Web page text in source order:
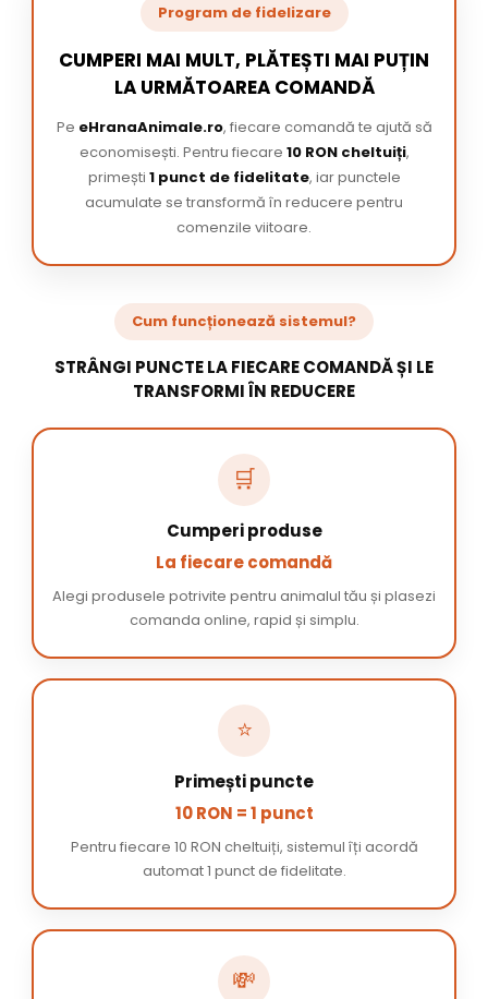
Program de fidelizare
CUMPERI MAI MULT, PLĂTEȘTI MAI PUȚIN
LA URMĂTOAREA COMANDĂ
Pe eHranaAnimale.ro, fiecare comandă te ajută să
economisești. Pentru fiecare 10 RON cheltuiți,
primești 1 punct de fidelitate, iar punctele
acumulate se transformă în reducere pentru
comenzile viitoare.
Cum funcționează sistemul?
STRÂNGI PUNCTE LA FIECARE COMANDĂ ȘI LE
TRANSFORMI ÎN REDUCERE
🛒
Cumperi produse
La fiecare comandă
Alegi produsele potrivite pentru animalul tău și plasezi
comanda online, rapid și simplu.
⭐
Primești puncte
10 RON = 1 punct
Pentru fiecare 10 RON cheltuiți, sistemul îți acordă
automat 1 punct de fidelitate.
💸